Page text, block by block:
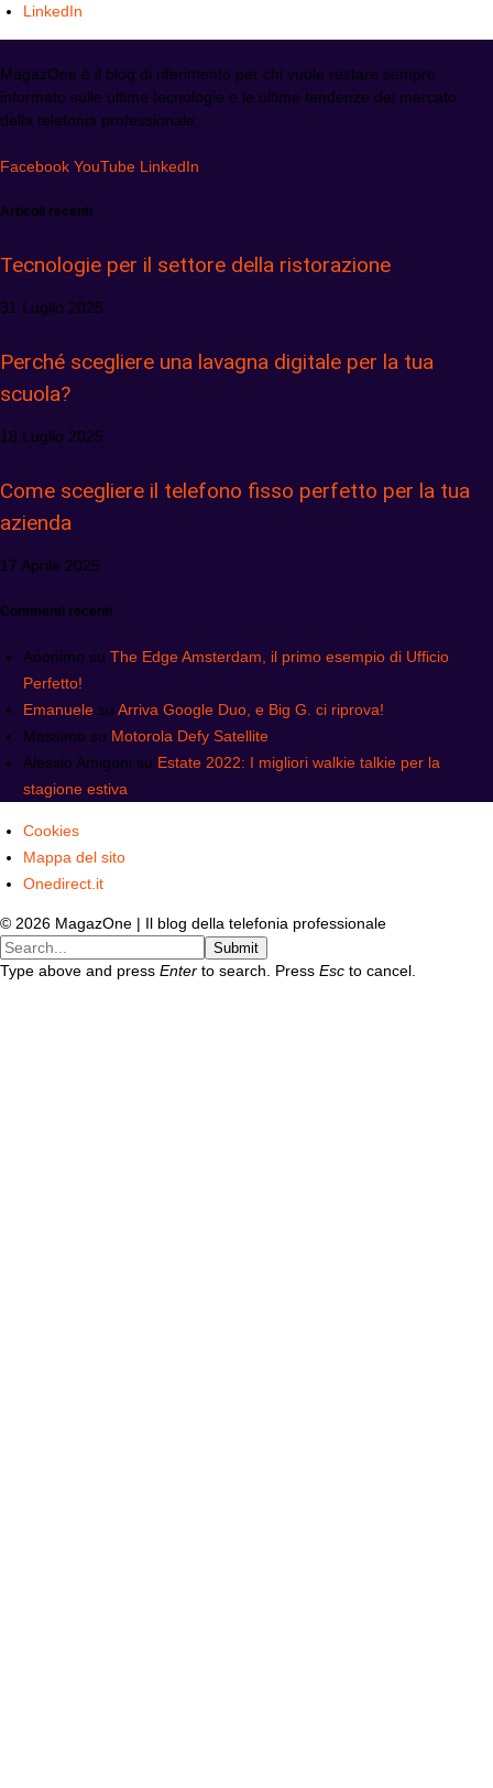
LinkedIn
MagazOne è il blog di riferimento per chi vuole restare sempre
informato sulle ultime tecnologie e le ultime tendenze del mercato
della telefonia professionale.
Facebook YouTube LinkedIn
Articoli recenti
Tecnologie per il settore della ristorazione
31 Luglio 2025
Perché scegliere una lavagna digitale per la tua
scuola?
18 Luglio 2025
Come scegliere il telefono fisso perfetto per la tua
azienda
17 Aprile 2025
Commenti recenti
Anonimo su The Edge Amsterdam, il primo esempio di Ufficio
Perfetto!
Emanuele su Arriva Google Duo, e Big G. ci riprova!
Massimo su Motorola Defy Satellite
Alessio Amigoni su Estate 2022: I migliori walkie talkie per la
stagione estiva
Cookies
Mappa del sito
Onedirect.it
© 2026 MagazOne | Il blog della telefonia professionale
Submit
Type above and press Enter to search. Press Esc to cancel.